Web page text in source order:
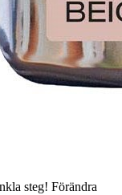
steg! Förändra